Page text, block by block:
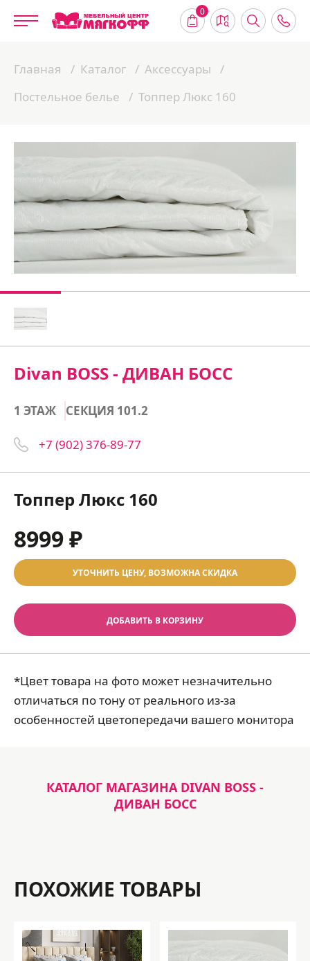
0
Главная Каталог
Аксессуары
Постельное белье
Топпер Люкс 160
Divan BOSS - ДИВАН БОСС
1 ЭТАЖ СЕКЦИЯ 101.2
+7 (902) 376-89-77
Топпер Люкс 160
8999 ₽
УТОЧНИТЬ ЦЕНУ, ВОЗМОЖНА СКИДКА
ДОБАВИТЬ В КОРЗИНУ
*Цвет товара на фото может незначительно
отличаться по тону от реального из-за
особенностей цветопередачи вашего монитора
КАТАЛОГ МАГАЗИНА DIVAN BOSS -
ДИВАН БОСС
ПОХОЖИЕ ТОВАРЫ